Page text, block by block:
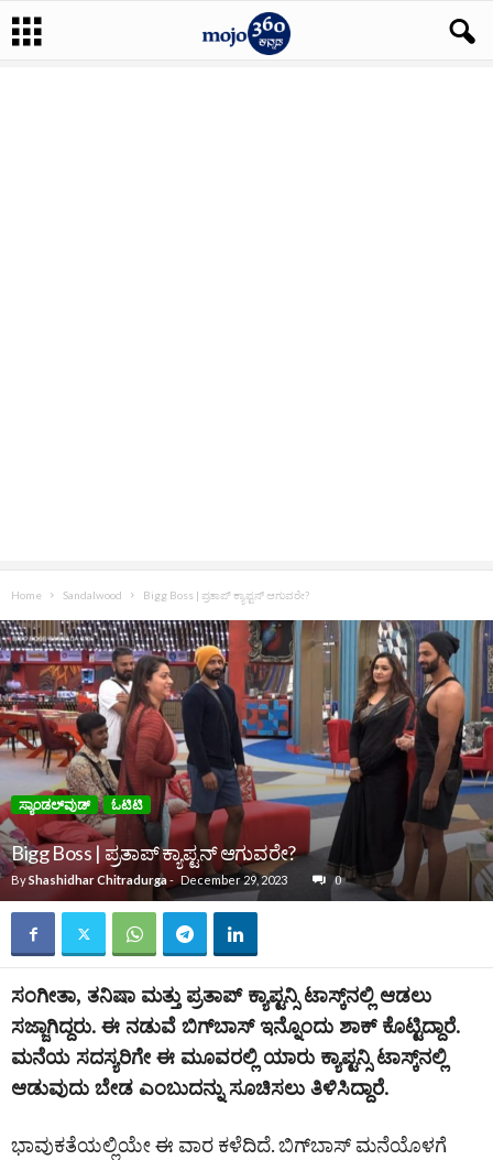
Home Sandalwood Bigg Boss | ಪ್ರತಾಪ್‌ ಕ್ಯಾಪ್ಟನ್‌ ಆಗುವರೇ?
ಸ್ಯಾಂಡಲ್‌ವುಡ್‌ ಓಟಿಟಿ
Bigg Boss | ಪ್ರತಾಪ್‌ ಕ್ಯಾಪ್ಟನ್‌ ಆಗುವರೇ?
ByShashidhar Chitradurga- December 29, 2023 0
ಸಂಗೀತಾ, ತನಿಷಾ ಮತ್ತು ಪ್ರತಾಪ್ ಕ್ಯಾಪ್ಟನ್ಸಿ ಟಾಸ್ಕ್‌ನಲ್ಲಿ ಆಡಲು
ಸಜ್ಜಾಗಿದ್ದರು. ಈ ನಡುವೆ ಬಿಗ್‌ಬಾಸ್ ಇನ್ನೊಂದು ಶಾಕ್ ಕೊಟ್ಟಿದ್ದಾರೆ.
ಮನೆಯ ಸದಸ್ಯರಿಗೇ ಈ ಮೂವರಲ್ಲಿ ಯಾರು ಕ್ಯಾಪ್ಟನ್ಸಿ ಟಾಸ್ಕ್‌ನಲ್ಲಿ
ಆಡುವುದು ಬೇಡ ಎಂಬುದನ್ನು ಸೂಚಿಸಲು ತಿಳಿಸಿದ್ದಾರೆ.
ಭಾವುಕತೆಯಲ್ಲಿಯೇ ಈ ವಾರ ಕಳೆದಿದೆ. ಬಿಗ್‌ಬಾಸ್‌ ಮನೆಯೊಳಗೆ